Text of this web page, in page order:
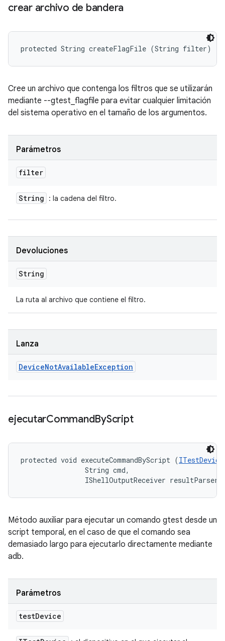
crear archivo de bandera
protected String createFlagFile (String filter)
Cree un archivo que contenga los filtros que se utilizarán
mediante --gtest_flagfile para evitar cualquier limitación
del sistema operativo en el tamaño de los argumentos.
Parámetros
filter
String : la cadena del filtro.
Devoluciones
String
La ruta al archivo que contiene el filtro.
Lanza
DeviceNotAvailableException
ejecutarCommandByScript
protected void executeCommandByScript (ITestDevice
                String cmd,
                IShellOutputReceiver resultParser)
Método auxiliar para ejecutar un comando gtest desde un
script temporal, en el caso de que el comando sea
demasiado largo para ejecutarlo directamente mediante
adb.
Parámetros
testDevice